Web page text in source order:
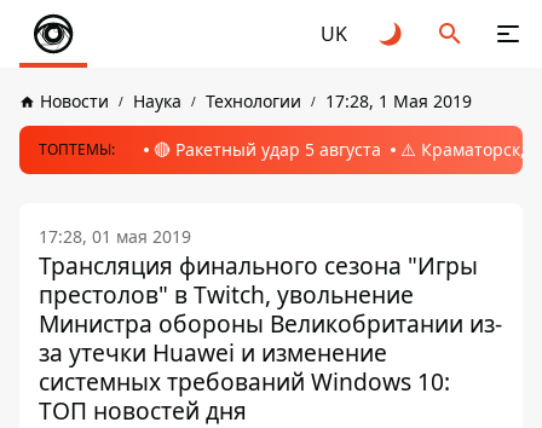
UK
Новости Наука Технологии 17:28, 1 Мая 2019
ТОПТЕМЫ: 🔴 Ракетный удар 5 августа ⚠️ Краматорск,
17:28, 01 мая 2019
Трансляция финального сезона "Игры
престолов" в Twitch, увольнение
Министра обороны Великобритании из-
за утечки Huawei и изменение
системных требований Windows 10:
ТОП новостей дня